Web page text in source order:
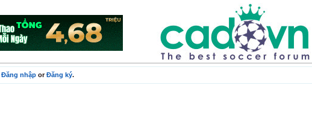
Đăng nhập orĐăng ký.